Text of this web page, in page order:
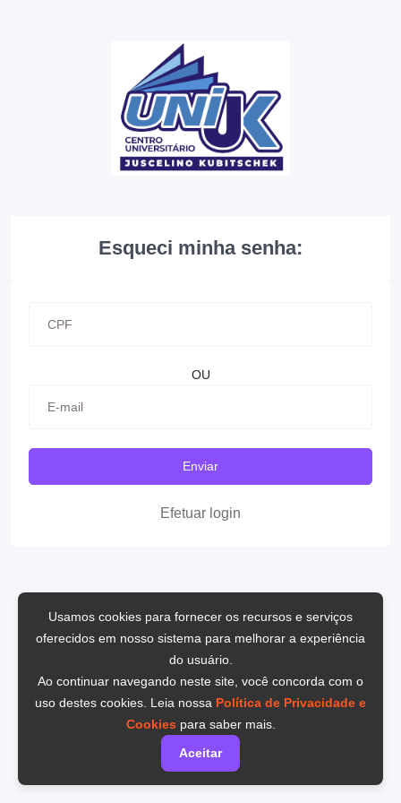
Usamos cookies para fornecer os recursos e serviços
oferecidos em nosso sistema para melhorar a experiência
do usuário.
Ao continuar navegando neste site, você concorda com o
uso destes cookies. Leia nossa Política de Privacidade e
Cookies para saber mais.
Aceitar
Esqueci minha senha:
OU
Enviar
Efetuar login